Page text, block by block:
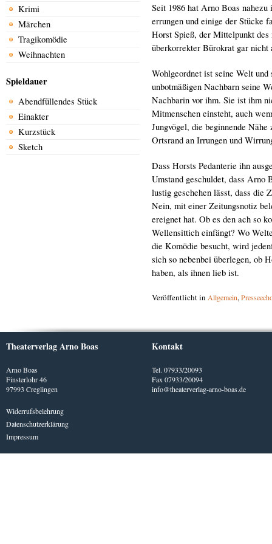
Krimi
Märchen
Tragikomödie
Weihnachten
Spieldauer
Abendfüllendes Stück
Einakter
Kurzstück
Sketch
Seit 1986 hat Arno Boas
errungen und einige der Stücke
Horst Spieß, der Mittelpunkt des
überkorrekter Bürokrat gar nicht
Wohlgeordnet ist seine Welt
unbotmäßigen Nachbarn seine
Nachbarin vor ihm. Sie ist ihm
Mitmenschen einsteht, auch
Jungvögel, die beginnende
Ortsrand an Irrungen und
Dass Horsts Pedanterie ihn
Umstand geschuldet, dass Arno
lustig geschehen lässt, dass die
Nein, mit einer Zeitungsnotiz
ereignet hat. Ob es den ach so
Wellensittich einfängt? Wo
die Komödie besucht, wird
sich so nebenbei überlegen, ob
haben, als ihnen lieb ist.
Veröffentlicht in Allgemein,
Theaterverlag Arno Boas
Arno Boas
Finsterlohr 46
97993 Creglingen
Widerrufsbelehrung
Datenschutzerklärung
Impressum
Kontakt
Tel. 07933/20093
Fax 07933/20094
info@theaterverlag-arno-boas.de